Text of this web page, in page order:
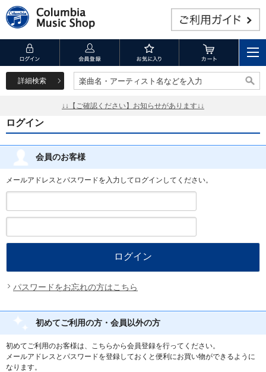
詳細検索 楽曲名・アーティスト名などを入力
楽曲名・アーティスト名などを入力
↓↓【ご確認ください】お知らせがあります↓↓
ログイン
会員のお客様
メールアドレスとパスワードを入力してログインしてください。
パスワードをお忘れの方はこちら
初めてご利用の方・会員以外の方
初めてご利用のお客様は、こちらから会員登録を行ってください。
メールアドレスとパスワードを登録しておくと便利にお買い物ができるように
なります。